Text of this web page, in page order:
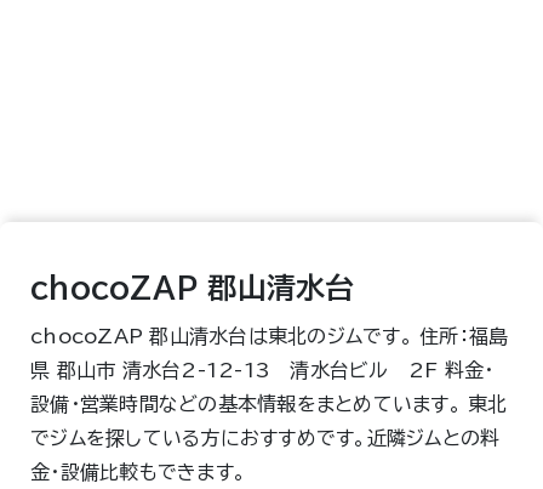
chocoZAP 郡山清水台
chocoZAP 郡山清水台は東北のジムです。 住所：福島
県 郡山市 清水台2-12-13 清水台ビル 2F 料金・
設備・営業時間などの基本情報をまとめています。 東北
でジムを探している方におすすめです。近隣ジムとの料
金・設備比較もできます。